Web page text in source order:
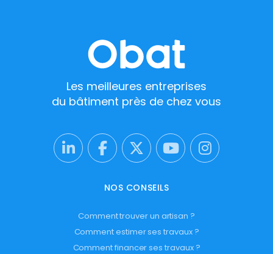
Les meilleures entreprises
du bâtiment près de chez vous
NOS CONSEILS
Comment trouver un artisan ?
Comment estimer ses travaux ?
Comment financer ses travaux ?